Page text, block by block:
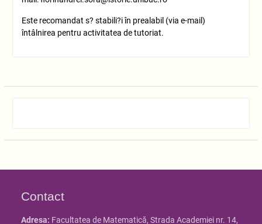
Este recomandat s? stabili?i în prealabil (via e-mail)
întâlnirea pentru activitatea de tutoriat.
Contact
Adresa: Facultatea de Matematică, Strada Academiei nr. 14,